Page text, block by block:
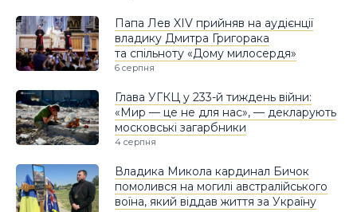
Папа Лев XIV прийняв на аудієнції
владику Дмитра Григорака
та спільноту «Дому милосердя»
6 серпня
Глава УГКЦ у 233-й тиждень війни:
«Мир — це не для нас», — декларують
московські загарбники
4 серпня
Владика Микола кардинал Бичок
помолився на могилі австралійського
воїна, який віддав життя за Україну